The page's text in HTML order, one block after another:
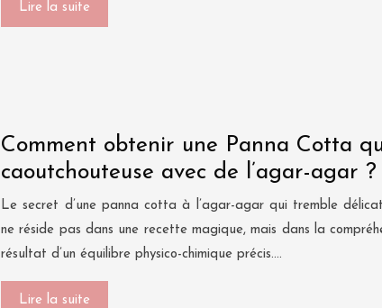
Lire la suite
Comment obtenir une Panna Cotta
caoutchouteuse avec de l’agar-agar ?
Le secret d’une panna cotta à l’agar-agar qui tremble
ne réside pas dans une recette magique, mais dans la
résultat d’un équilibre physico-chimique précis….
Lire la suite